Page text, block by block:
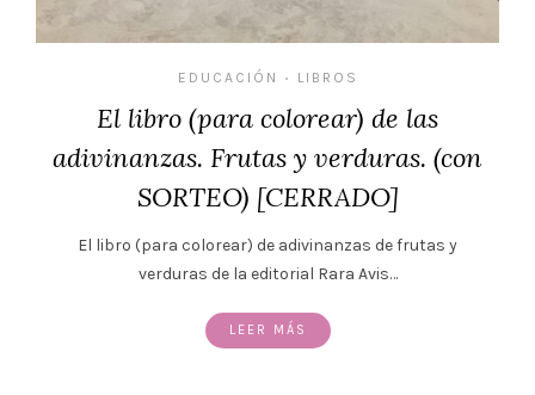
EDUCACIÓN • LIBROS
El libro (para colorear) de las
adivinanzas. Frutas y verduras. (con
SORTEO) [CERRADO]
El libro (para colorear) de adivinanzas de frutas y
verduras de la editorial Rara Avis…
LEER MÁS